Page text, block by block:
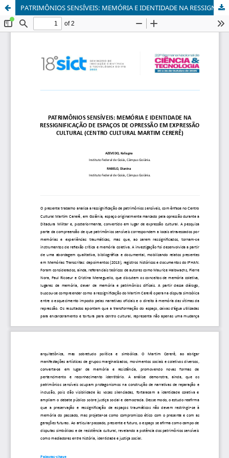
PATRIMÔNIOS SENSÍVEIS: MEMÓRIA E IDENTIDADE NA RESSIGNIFICAÇÃO DE ESPAÇOS DE OPRESSÃO EM EXPRESSÃO CULTURAL (CENTRO CULTURAL MARTIM CERERÊ)